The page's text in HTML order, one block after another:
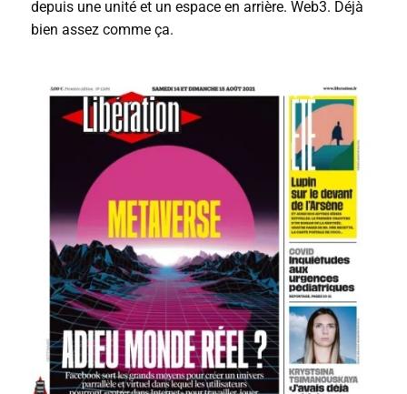
depuis une unité et un espace en arrière. Web3. Déjà
bien assez comme ça.